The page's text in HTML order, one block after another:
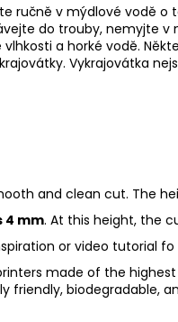
ručně v mýdlové vodě o
do trouby, nemyjte
a horké vodě.
Vykrajovátka
and clean cut. The
4 mm. At this height, the
or video tutorial
made of the
biodegradable,